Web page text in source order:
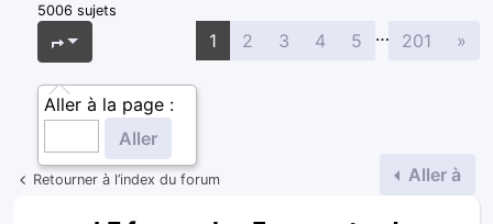
5006 sujets
Page
Aller à la page :
1 2 3 4 5 … 201 »
Retourner à l’index du forum Aller à